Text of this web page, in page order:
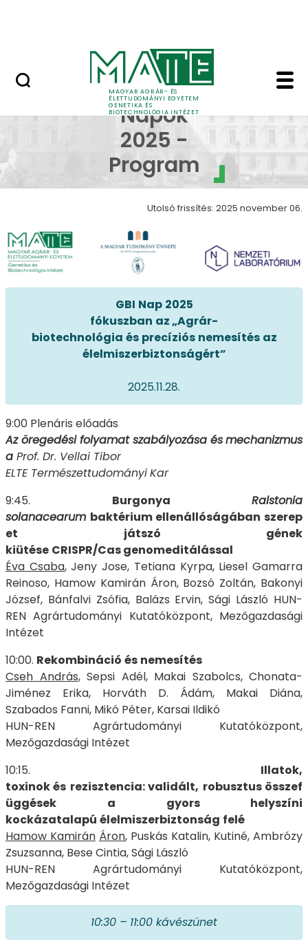
MAGYAR AGRÁR- ÉS
ÉLETTUDOMÁNYI EGYETEM
GENETIKA ÉS
BIOTECHNOLÓGIA INTÉZET
GBI Napok 2025 -
GBI
Napok
2025 -
Program
Utolsó frissítés: 2025 november 06.
GBI Nap 2025
fókuszban az„Agrár-
biotechnológia és precíziós nemesítés az
élelmiszerbiztonságért”
2025.11.28.
9:00 Plenáris előadás
Azöregedésifolyamatszabályozása ésmechanizmus
a Prof. Dr. Vellai Tibor
ELTE TermészettudományiKar
9:45. Burgonya Ralstonia
solanacearum baktérium ellenállóságában szerep
et
játszó
gének
kiütése CRISPR/Casgenomeditálással
Éva Csaba, Jeny Jose, Tetiana Kyrpa, Liesel Gamarra
Reinoso, Hamow Kamirán Áron, Bozsó Zoltán, Bakonyi
József, Bánfalvi Zsófia, Balázs Ervin, Sági László HUN-
REN Agrártudományi Kutatóközpont, Mezőgazdasági
Intézet
10:00. Rekombináció és nemesítés
Cseh András, Sepsi Adél, Makai Szabolcs, Chonata-
Jiménez Erika, Horváth D. Ádám, Makai Diána,
Szabados Fanni, Mikó Péter, Karsai Ildikó
HUN-REN Agrártudományi Kutatóközpont,
Mezőgazdasági Intézet
10:15. Illatok,
toxinokés rezisztencia:validált, robusztus összef
üggések
a gyors helyszíni
kockázatalapú élelmiszerbiztonság felé
Hamow Kamirán Áron, Puskás Katalin, Kutiné, Ambrózy
Zsuzsanna, Bese Cintia, Sági László
HUN-REN Agrártudományi Kutatóközpont,
Mezőgazdasági Intézet
10:30 – 11:00 kávészünet